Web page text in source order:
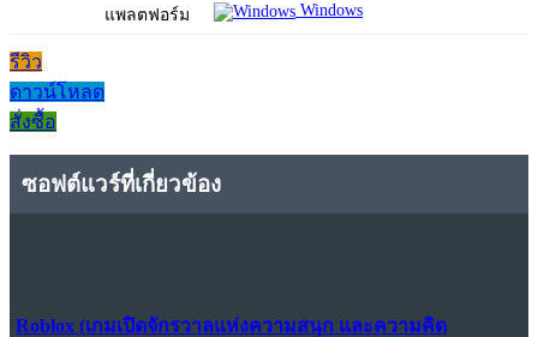
แพลตฟอร์ม Windows
รีวิว
ดาวน์โหลด
สั่งซื้อ
ซอฟต์แวร์ที่เกี่ยวข้อง
Roblox (เกมเปิดจักรวาลแห่งความสนุก และความคิด